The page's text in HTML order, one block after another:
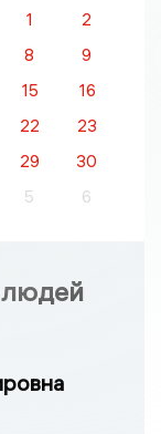
1
2
8
9
15
16
22
23
29
30
5 6
людей